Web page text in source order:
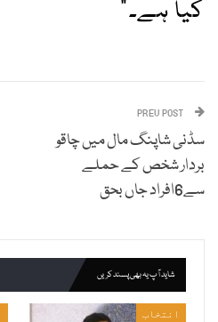
کیا ہے۔”
سڈنی شاپنگ مال میں چاقو
بردار شخص کے حملے
سے6افراد جاں بحق
شاید آپ یہ بھی پسند کریں
انتخاب